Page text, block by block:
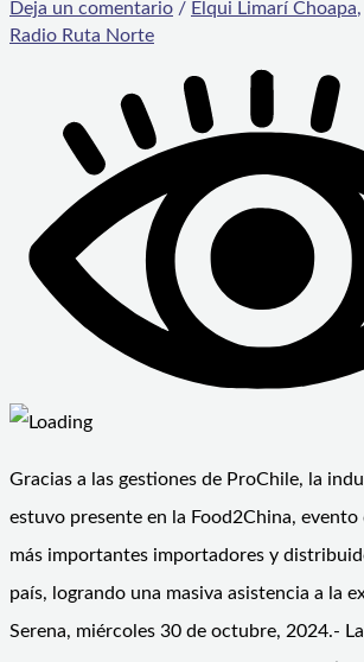
Deja un comentario / Elqui Limarí Choapa,
Radio Ruta Norte
Gracias a las gestiones de ProChile, la
estuvo presente en la Food2China, evento
más importantes importadores y
país, logrando una masiva asistencia a la
Serena, miércoles 30 de octubre, 2024.-